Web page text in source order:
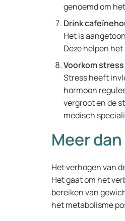
genoemd om
Drink
Het is
Deze helpen
Voorkom stress
Stress heeft
hormoon
vergroot en de
medisch
Meer
Het verhogen van
Het gaat om het
bereiken van
het metabolisme